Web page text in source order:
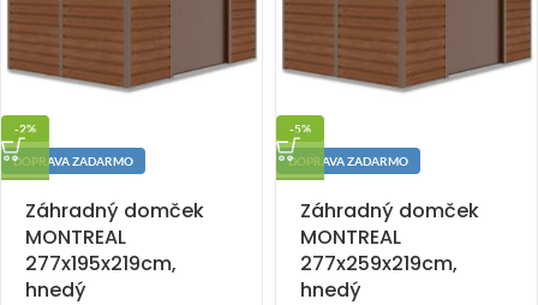
-2%
DOPRAVA ZADARMO
Záhradný domček
MONTREAL
277x195x219cm,
hnedý
-5%
DOPRAVA ZADARMO
Záhradný domček
MONTREAL
277x259x219cm,
hnedý